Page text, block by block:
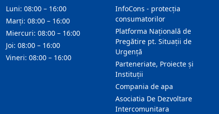
InfoCons - protecția
consumatorilor
Platforma Națională de
Pregătire pt. Situații de
Urgență
Parteneriate, Proiecte și
Instituții
Compania de apa
Asociatia De Dezvoltare
Intercomunitara
Luni: 08:00 – 16:00
Marți: 08:00 – 16:00
Miercuri: 08:00 – 16:00
Joi: 08:00 – 16:00
Vineri: 08:00 – 16:00